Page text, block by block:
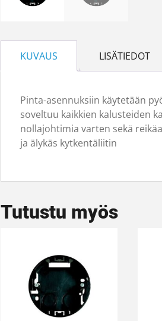
KUVAUS LISÄTIEDOT
Pinta-asennuksiin käytetään
soveltuu kaikkien kalusteiden
nollajohtimia varten sekä
ja älykäs kytkentäliitin
Tutustu myös